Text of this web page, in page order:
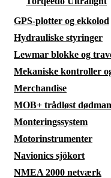
GPS-plotter og ekkolod
Hydrauliske styringer
Lewmar blokke og
Mekaniske kontroller
Merchandise
MOB+ trådløst
Monteringssystem
Motorinstrumenter
Navionics sjökort
NMEA 2000 netværk